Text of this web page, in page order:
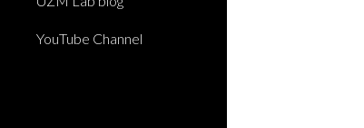
YouTube Channel